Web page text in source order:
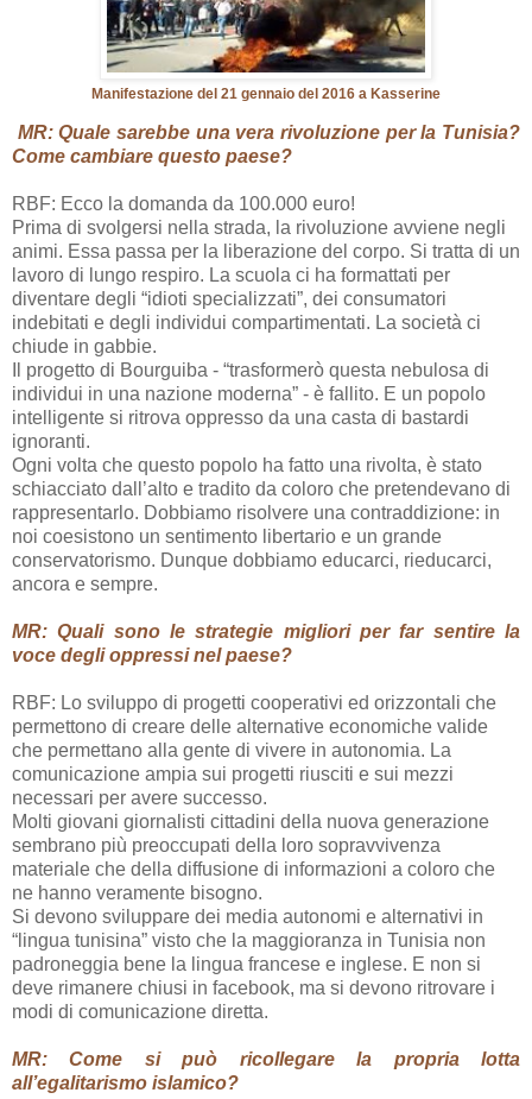
Manifestazione del 21 gennaio del 2016 a Kasserine
MR: Quale sarebbe una vera rivoluzione per la Tunisia?
Come cambiare questo paese?
RBF: Ecco la domanda da 100.000 euro!
Prima di svolgersi nella strada, la rivoluzione avviene negli
animi. Essa passa per la liberazione del corpo. Si tratta di un
lavoro di lungo respiro. La scuola ci ha formattati per
diventare degli “idioti specializzati”, dei consumatori
indebitati e degli individui compartimentati. La società ci
chiude in gabbie.
Il progetto di Bourguiba - “trasformerò questa nebulosa di
individui in una nazione moderna” - è fallito. E un popolo
intelligente si ritrova oppresso da una casta di bastardi
ignoranti.
Ogni volta che questo popolo ha fatto una rivolta, è stato
schiacciato dall’alto e tradito da coloro che pretendevano di
rappresentarlo. Dobbiamo risolvere una contraddizione: in
noi coesistono un sentimento libertario e un grande
conservatorismo. Dunque dobbiamo educarci, rieducarci,
ancora e sempre.
MR: Quali sono le strategie migliori per far sentire la
voce degli oppressi nel paese?
RBF: Lo sviluppo di progetti cooperativi ed orizzontali che
permettono di creare delle alternative economiche valide
che permettano alla gente di vivere in autonomia. La
comunicazione ampia sui progetti riusciti e sui mezzi
necessari per avere successo.
Molti giovani giornalisti cittadini della nuova generazione
sembrano più preoccupati della loro sopravvivenza
materiale che della diffusione di informazioni a coloro che
ne hanno veramente bisogno.
Si devono sviluppare dei media autonomi e alternativi in
“lingua tunisina” visto che la maggioranza in Tunisia non
padroneggia bene la lingua francese e inglese. E non si
deve rimanere chiusi in facebook, ma si devono ritrovare i
modi di comunicazione diretta.
MR: Come si può ricollegare la propria lotta
all’egalitarismo islamico?